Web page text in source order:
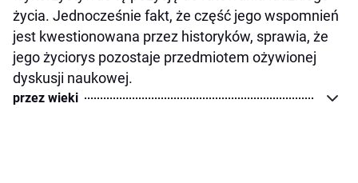
życia. Jednocześnie fakt, że część jego wspomnień
jest kwestionowana przez historyków, sprawia, że
jego życiorys pozostaje przedmiotem ożywionej
dyskusji naukowej.
przez wieki